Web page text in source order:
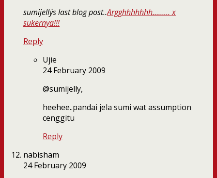
sumijelly´s last blog post..Argghhhhhhh……… x
sukernya!!!
Reply
Ujie
24 February 2009
@sumijelly,
heehee..pandai jela sumi wat assumption
cenggitu
Reply
nabisham
24 February 2009